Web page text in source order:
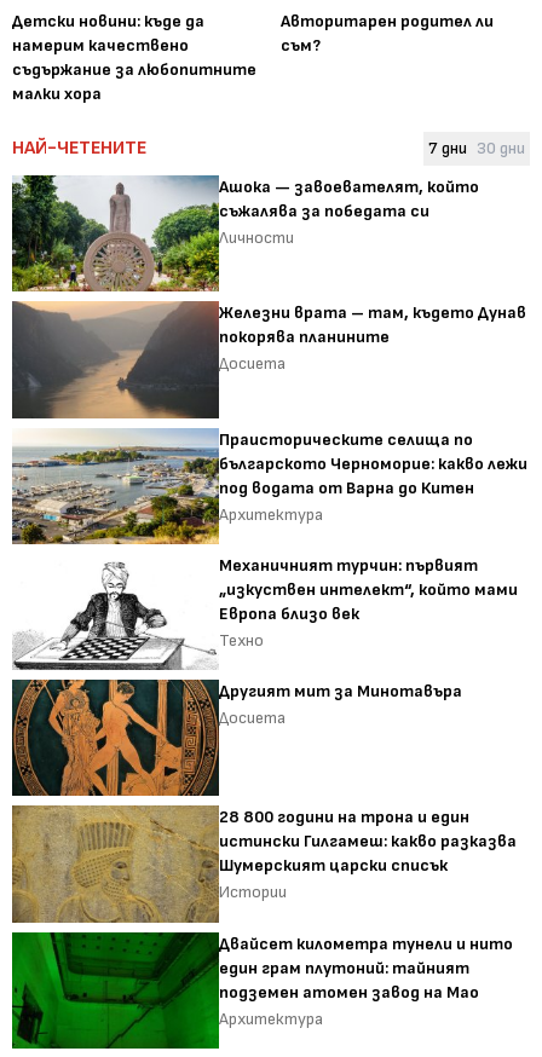
Детски новини: къде да
намерим качествено
съдържание за любопитните
малки хора
Авторитарен родител ли
съм?
НАЙ-ЧЕТЕНИТЕ 7 дни 30 дни
Ашока — завоевателят, който
съжалява за победата си
Личности
Железни врата – там, където Дунав
покорява планините
Досиета
Праисторическите селища по
българското Черноморие: какво лежи
под водата от Варна до Китен
Архитектура
Механичният турчин: първият
„изкуствен интелект“, който мами
Европа близо век
Техно
Другият мит за Минотавъра
Досиета
28 800 години на трона и един
истински Гилгамеш: какво разказва
Шумерският царски списък
Истории
Двайсет километра тунели и нито
един грам плутоний: тайният
подземен атомен завод на Мао
Архитектура